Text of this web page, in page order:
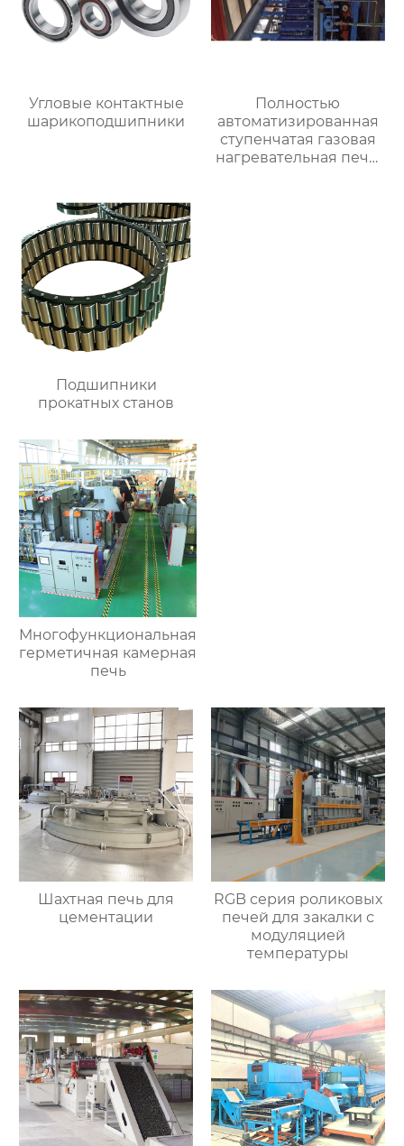
Угловые контактные
шарикоподшипники
Полностью
автоматизированная
ступенчатая газовая
нагревательная печь,
Подшипники
прокатных станов
Многофункциональная
герметичная камерная
печь
Шахтная печь для
цементации
RGB серия роликовых
печей для закалки с
модуляцией
температуры